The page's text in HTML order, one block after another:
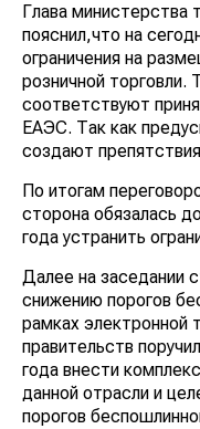
Глава министерства
пояснил,что на
ограничения на
розничной торговли.
соответствуют
ЕАЭС. Так как
создают
По итогам
сторона обязалась
года устранить
Далее на заседании
снижению порогов
рамках электронной
правительств
года внести
данной отрасли и
порогов